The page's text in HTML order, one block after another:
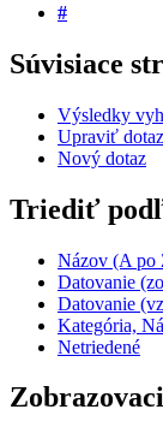
#
Súvisiace
Výsledky
Upraviť dotaz
Nový dotaz
Triediť
Názov (A po
Datovanie
Datovanie
Kategória,
Netriedené